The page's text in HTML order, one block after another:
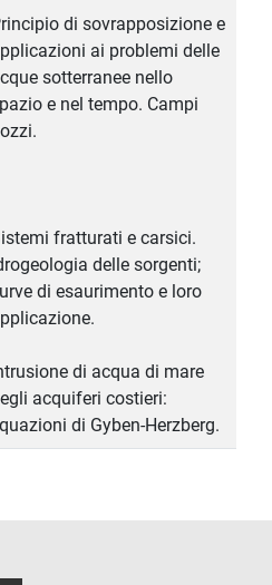
di sovrapposizione e
ai problemi delle
sotterranee nello
e nel tempo. Campi
fratturati e carsici.
delle sorgenti;
di esaurimento e loro
di acqua di mare
acquiferi costieri:
di Gyben-Herzberg.